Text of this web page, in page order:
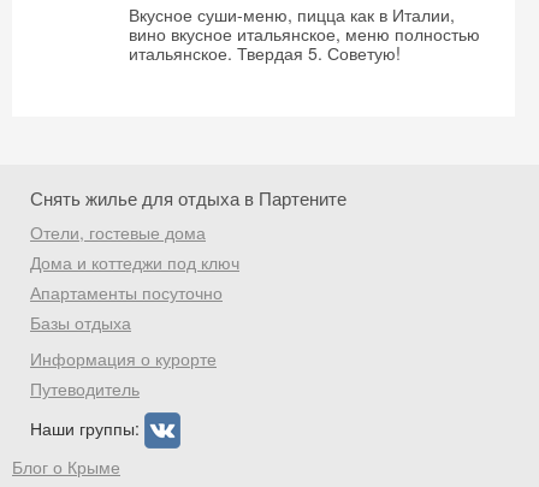
Вкусное суши-меню, пицца как в Италии,
вино вкусное итальянское, меню полностью
итальянское. Твердая 5. Советую!
Снять жилье для отдыха в Партените
Отели, гостевые дома
Дома и коттеджи под ключ
Апартаменты посуточно
Базы отдыха
Информация о курорте
Путеводитель
Наши группы:
Блог о Крыме